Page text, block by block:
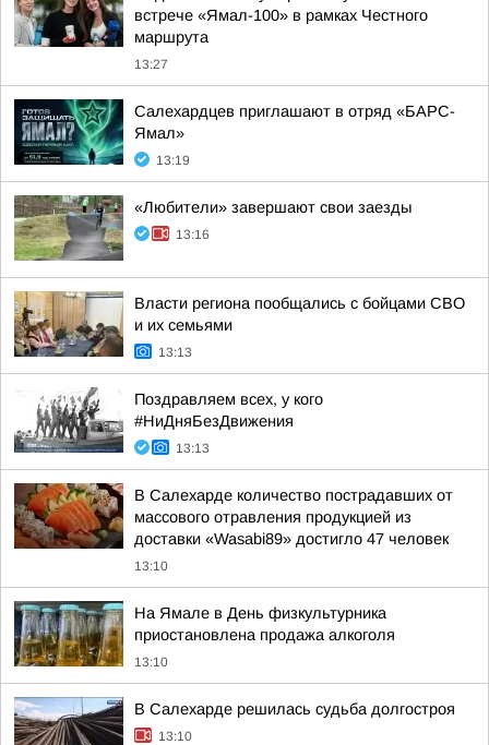
встрече «Ямал-100» в рамках Честного
маршрута
13:27
Салехардцев приглашают в отряд «БАРС-
Ямал»
13:19
«Любители» завершают свои заезды
13:16
Власти региона пообщались с бойцами СВО
и их семьями
13:13
Поздравляем всех, у кого
#НиДняБезДвижения
13:13
В Салехарде количество пострадавших от
массового отравления продукцией из
доставки «Wasabi89» достигло 47 человек
13:10
На Ямале в День физкультурника
приостановлена продажа алкоголя
13:10
В Салехарде решилась судьба долгостроя
13:10